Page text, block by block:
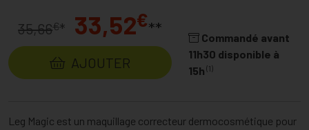
35,66€* 33,52€**
AJOUTER
Commandé avant
11h30 disponible à
15h (1)
Leg Magic est un maquillage correcteur dermocosmétique pour